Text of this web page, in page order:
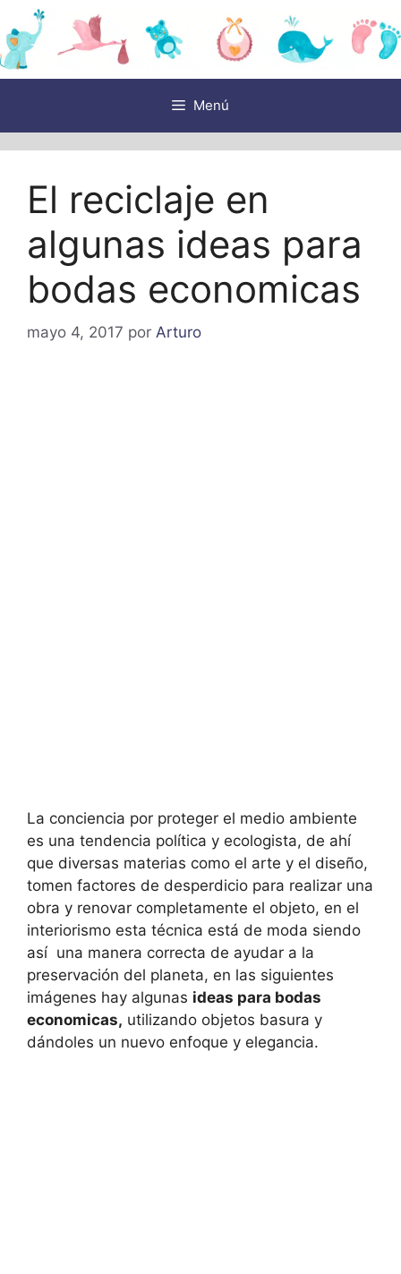
Saltar
al
contenido
Menú
El reciclaje en
algunas ideas para
bodas economicas
mayo 4, 2017 por Arturo
La conciencia por proteger el medio ambiente
es una tendencia política y ecologista, de ahí
que diversas materias como el arte y el diseño,
tomen factores de desperdicio para realizar una
obra y renovar completamente el objeto, en el
interiorismo esta técnica está de moda siendo
así una manera correcta de ayudar a la
preservación del planeta, en las siguientes
imágenes hay algunas ideas para bodas
economicas, utilizando objetos basura y
dándoles un nuevo enfoque y elegancia.